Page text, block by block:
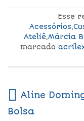
Esse
Acessórios,
Ateliê,Márcia
marcado
Aline
Bolsa